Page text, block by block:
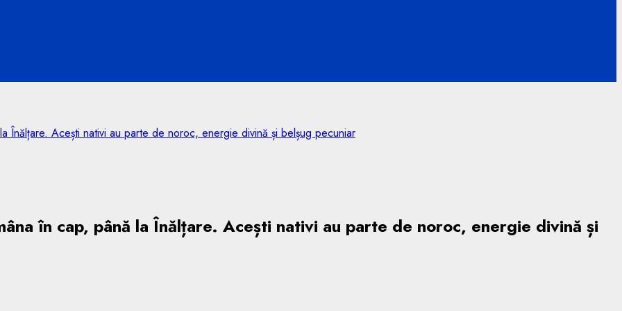
Acești nativi au parte de noroc, energie divină și belșug pecuniar
în cap, până la Înălțare. Acești nativi au parte de noroc, energie divină și